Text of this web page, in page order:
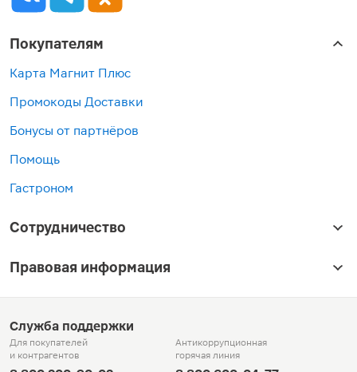
Покупателям
Карта Магнит Плюс
Промокоды Доставки
Бонусы от партнёров
Помощь
Гастроном
Сотрудничество
Правовая информация
Служба поддержки
Для покупателей
и контрагентов
Антикоррупционная
горячая линия